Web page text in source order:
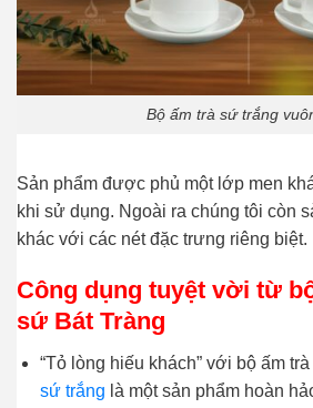
Bộ ấm trà sứ trắng
Sản phẩm được phủ một lớp men
khi sử dụng. Ngoài ra chúng tôi còn
khác với các nét đặc trưng riêng biệt.
Công dụng tuyệt vời từ
sứ Bát Tràng
“Tỏ lòng hiếu khách” với bộ ấm
sứ trắng là một sản phẩm hoàn